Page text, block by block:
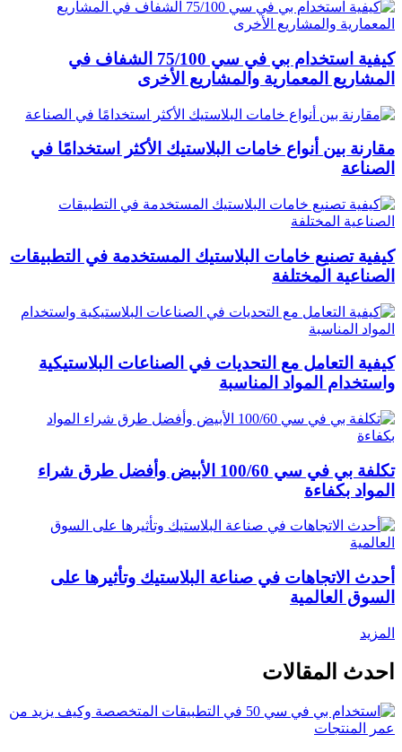
كيفية استخدام بي في سي 75/100 الشفاف في
المشاريع المعمارية والمشاريع الأخرى
مقارنة بين أنواع خامات البلاستيك الأكثر استخدامًا في
الصناعة
كيفية تصنيع خامات البلاستيك المستخدمة في التطبيقات
الصناعية المختلفة
كيفية التعامل مع التحديات في الصناعات البلاستيكية
واستخدام المواد المناسبة
تكلفة بي في سي 100/60 الأبيض وأفضل طرق شراء
المواد بكفاءة
أحدث الاتجاهات في صناعة البلاستيك وتأثيرها على
السوق العالمية
المزيد
احدث المقالات